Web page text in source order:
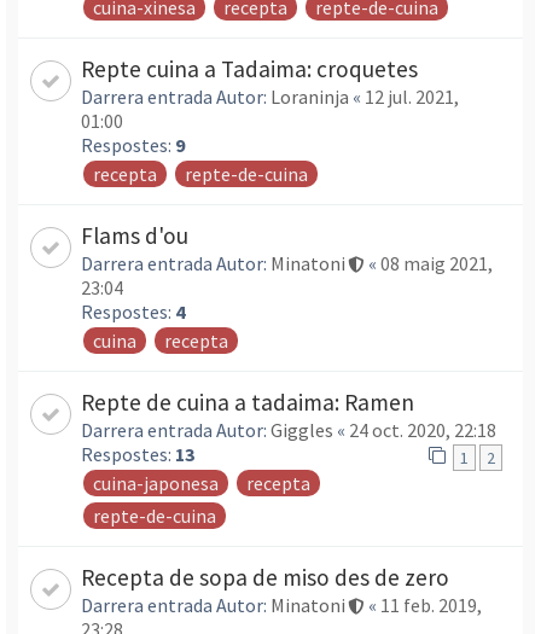
cuina-xinesa
recepta repte-de-cuina
Repte cuina a Tadaima: croquetes
Darrera entrada Autor: Loraninja « 12 jul. 2021,
01:00
Respostes: 9
recepta
repte-de-cuina
Flams d'ou
Darrera entrada Autor: Minatoni « 08 maig 2021,
23:04
Respostes: 4
cuina
recepta
Repte de cuina a tadaima: Ramen
Darrera entrada Autor: Giggles « 24 oct. 2020, 22:18
Respostes: 13 1 2
cuina-japonesa
recepta
repte-de-cuina
Recepta de sopa de miso des de zero
Darrera entrada Autor: Minatoni « 11 feb. 2019,
23:28